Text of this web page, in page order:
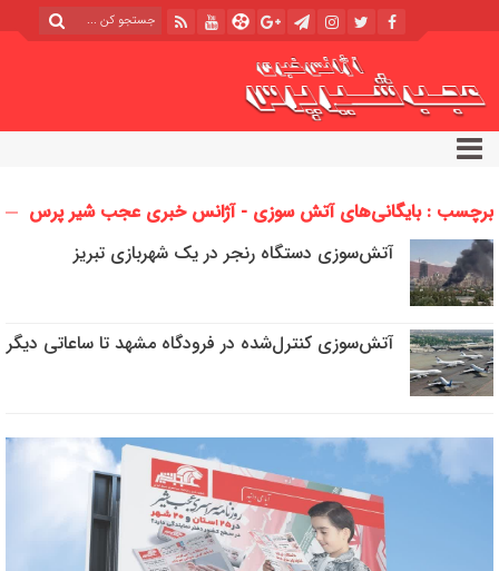
برچسب : بایگانی‌های آتش سوزی - آژانس خبری عجب شیر پرس
آتش‌سوزی دستگاه رنجر در یک شهربازی تبریز
آتش‌سوزی کنترل‌شده در فرودگاه مشهد تا ساعاتی دیگر